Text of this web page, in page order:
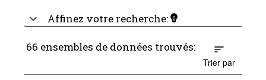
Affinez votre recherche:
66 ensembles de données trouvés:
Trier par